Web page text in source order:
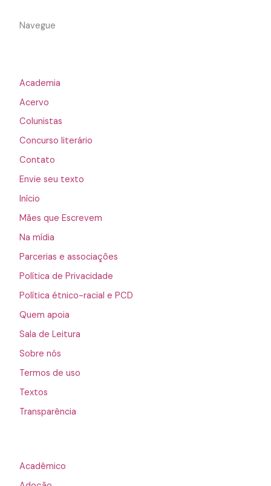
Navegue
Academia
Acervo
Colunistas
Concurso literário
Contato
Envie seu texto
Início
Mães que Escrevem
Na mídia
Parcerias e associações
Política de Privacidade
Política étnico-racial e PCD
Quem apoia
Sala de Leitura
Sobre nós
Termos de uso
Textos
Transparência
Acadêmico